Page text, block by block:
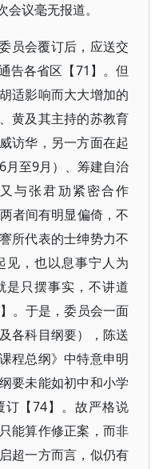
议毫无报道。
员会覆订后，应送交
告各省区【71】。但
适影响而大大增加的
黄及其主持的苏教育
访华，另一方面在起
月至9月）、筹建自治
与张君劢紧密合作
者间有明显偏倚，不
所代表的士绅势力不
见，也以息事宁人为
是只摆事实，不讲道
。于是，委员会一面
各科目纲要），陈送
程总纲》中特意申明
要未能如初中和小学
【74】。故严格说
能算作修正案，而非
超一方而言，似仍有